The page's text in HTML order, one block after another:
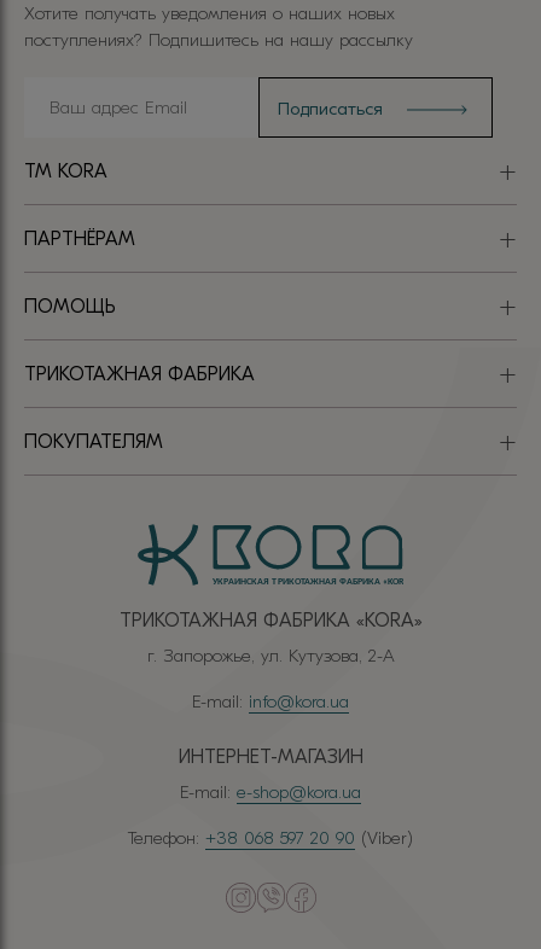
ТРИКОТАЖНАЯ ФАБРИКА «КОRА»
г. Запорожье, ул. Кутузова, 2-А
E-mail: info@kora.ua
ИНТЕРНЕТ-МАГАЗИН
E-mail: e-shop@kora.ua
Телефон: +38 068 597 20 90 (Viber)
TM KORA
ПАРТНЁРАМ
ПОМОЩЬ
ТРИКОТАЖНАЯ ФАБРИКА
ПОКУПАТЕЛЯМ
Хотите получать уведомления о наших новых
поступлениях? Подпишитесь на нашу рассылку